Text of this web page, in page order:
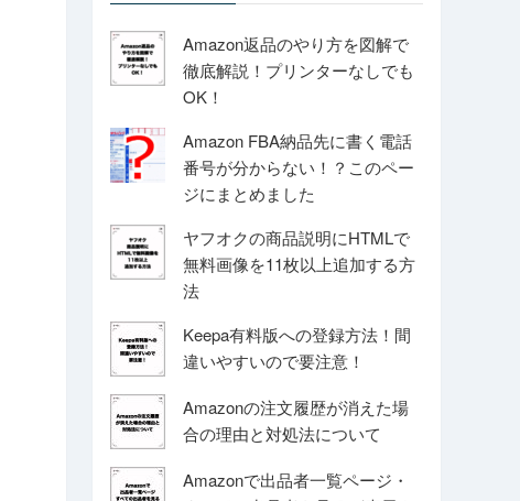
Amazon返品のやり方を図解で
徹底解説！プリンターなしでも
OK！
Amazon FBA納品先に書く電話
番号が分からない！？このペー
ジにまとめました
ヤフオクの商品説明にHTMLで
無料画像を11枚以上追加する方
法
Keepa有料版への登録方法！間
違いやすいので要注意！
Amazonの注文履歴が消えた場
合の理由と対処法について
Amazonで出品者一覧ページ・